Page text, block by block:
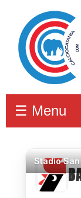
☰ Menu
StadioSan